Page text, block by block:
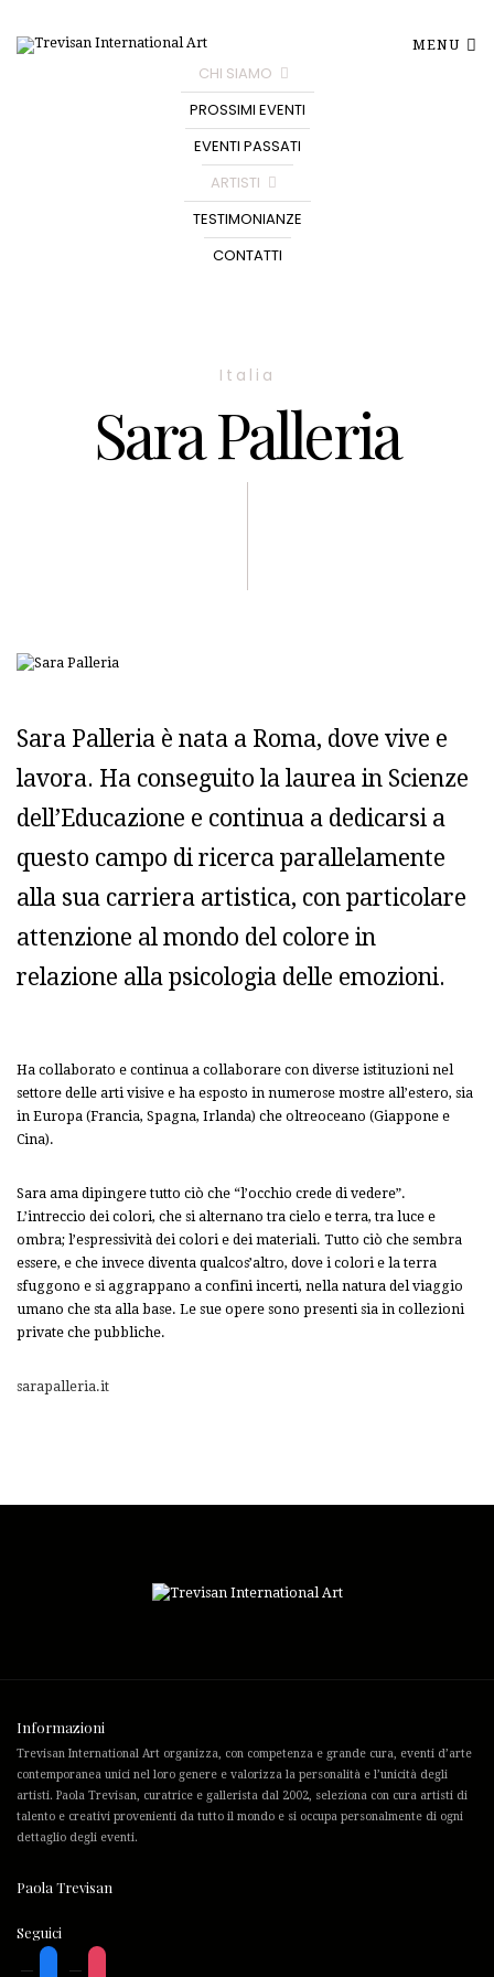
MENU
CHI SIAMO
PROSSIMI EVENTI
EVENTI PASSATI
ARTISTI
TESTIMONIANZE
CONTATTI
Italia
Sara Palleria
Sara Palleria è nata a Roma, dove vive e
lavora. Ha conseguito la laurea in Scienze
dell’Educazione e continua a dedicarsi a
questo campo di ricerca parallelamente
alla sua carriera artistica, con particolare
attenzione al mondo del colore in
relazione alla psicologia delle emozioni.
Ha collaborato e continua a collaborare con diverse istituzioni nel
settore delle arti visive e ha esposto in numerose mostre all’estero, sia
in Europa (Francia, Spagna, Irlanda) che oltreoceano (Giappone e
Cina).
Sara ama dipingere tutto ciò che “l’occhio crede di vedere”.
L’intreccio dei colori, che si alternano tra cielo e terra, tra luce e
ombra; l’espressività dei colori e dei materiali. Tutto ciò che sembra
essere, e che invece diventa qualcos’altro, dove i colori e la terra
sfuggono e si aggrappano a confini incerti, nella natura del viaggio
umano che sta alla base. Le sue opere sono presenti sia in collezioni
private che pubbliche.
sarapalleria.it
Informazioni
Trevisan International Art organizza, con competenza e grande cura, eventi d’arte
contemporanea unici nel loro genere e valorizza la personalità e l’unicità degli
artisti. Paola Trevisan, curatrice e gallerista dal 2002, seleziona con cura artisti di
talento e creativi provenienti da tutto il mondo e si occupa personalmente di ogni
dettaglio degli eventi.
Paola Trevisan
Seguici